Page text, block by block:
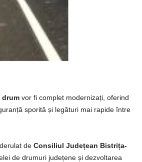
drumvor fi complet modernizați, oferind
sporită și legături mai rapide între
de Consiliul Județean Bistrița-
de drumuri județene și dezvoltarea